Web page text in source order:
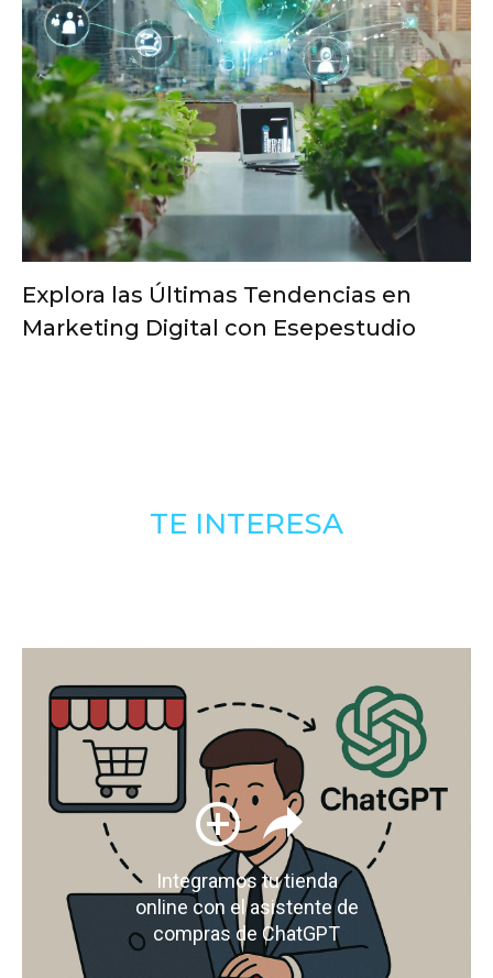
Explora las Últimas Tendencias en
Marketing Digital con Esepestudio
TE INTERESA
Integramos tu tienda
online con el asistente de
compras de ChatGPT